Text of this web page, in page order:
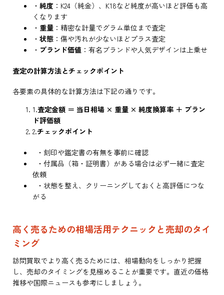
・純度 ：K24（純金）、K18など純度が高いほど評価も高
くなります
・ 重量 ：精密な計量でグラム単位まで査定
・状態 ：傷や汚れが少ないほどプラス査定
・ ブランド価値 ：有名ブランドや人気デザインは上乗せ
査定の計算方法とチェックポイント
各要素の具体的な計算方法は下記の通りです。
1.査定金額 ＝ 当日相場 × 重量 × 純度換算率 ＋ ブラン
ド評価額
2.チェックポイント
・刻印や鑑定書の有無を事前に確認
・付属品（箱・証明書）がある場合は必ず一緒に査定
依頼
・状態を整え、クリーニングしておくと高評価につな
がる
高く売るための相場活用テクニックと売却のタイ
ミング
訪問買取でより高く売るためには、相場動向をしっかり把握
し、売却のタイミングを見極めることが重要です。直近の価格
推移や国際ニュースも参考にしましょう。